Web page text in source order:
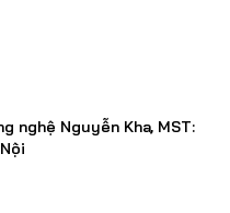
nghệ Nguyễn Kha, MST: